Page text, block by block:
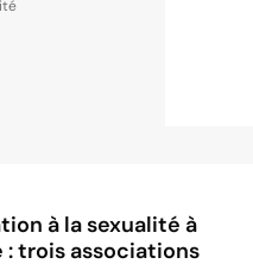
à la sexualité à
: trois associations